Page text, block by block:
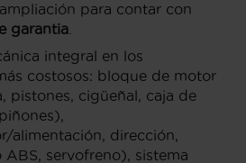
para contar con
garantia
integral en los
costosos: bloque de motor
pistones, cigüeñal, caja de
alimentación, dirección,
servofreno), sistema